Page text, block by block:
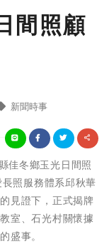
間照顧
新聞時事
佳冬鄉玉光日間照
照服務體系邱秋華
見證下，正式揭牌
室、石光村關懷據
盛事。